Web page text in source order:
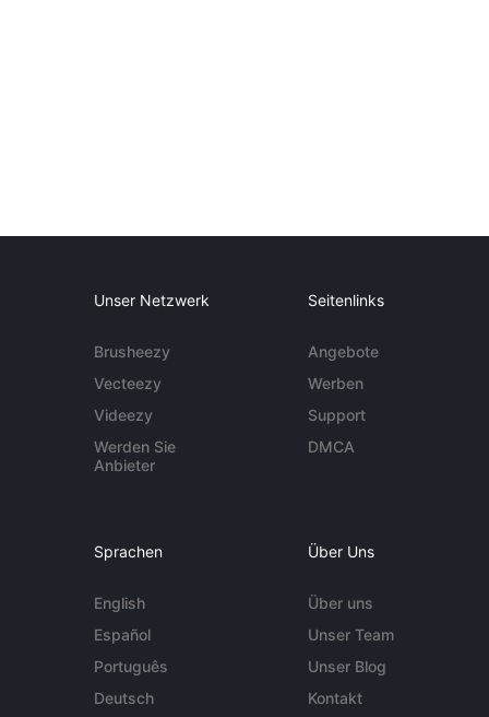
Unser Netzwerk
Brusheezy
Vecteezy
Videezy
Werden Sie
Anbieter
Seitenlinks
Angebote
Werben
Support
DMCA
Sprachen
English
Español
Português
Deutsch
Über Uns
Über uns
Unser Team
Unser Blog
Kontakt